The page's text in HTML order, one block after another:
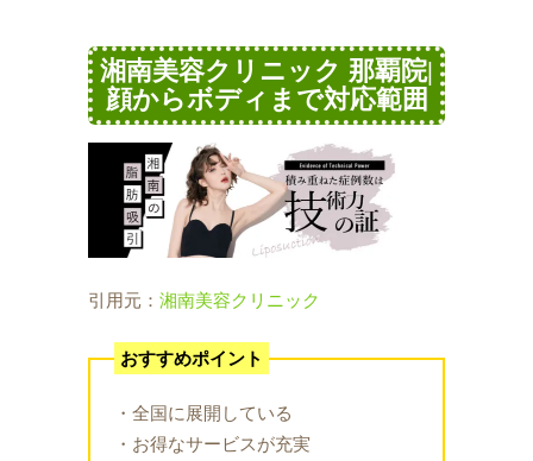
湘南美容クリニック 那覇院|
顔からボディまで対応範囲
引用元： 湘南美容クリニック
おすすめポイント
・全国に展開している
・お得なサービスが充実